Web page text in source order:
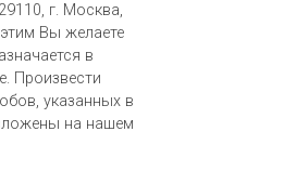
г. Москва,
Вы желаете
в
Произвести
указанных в
на нашем